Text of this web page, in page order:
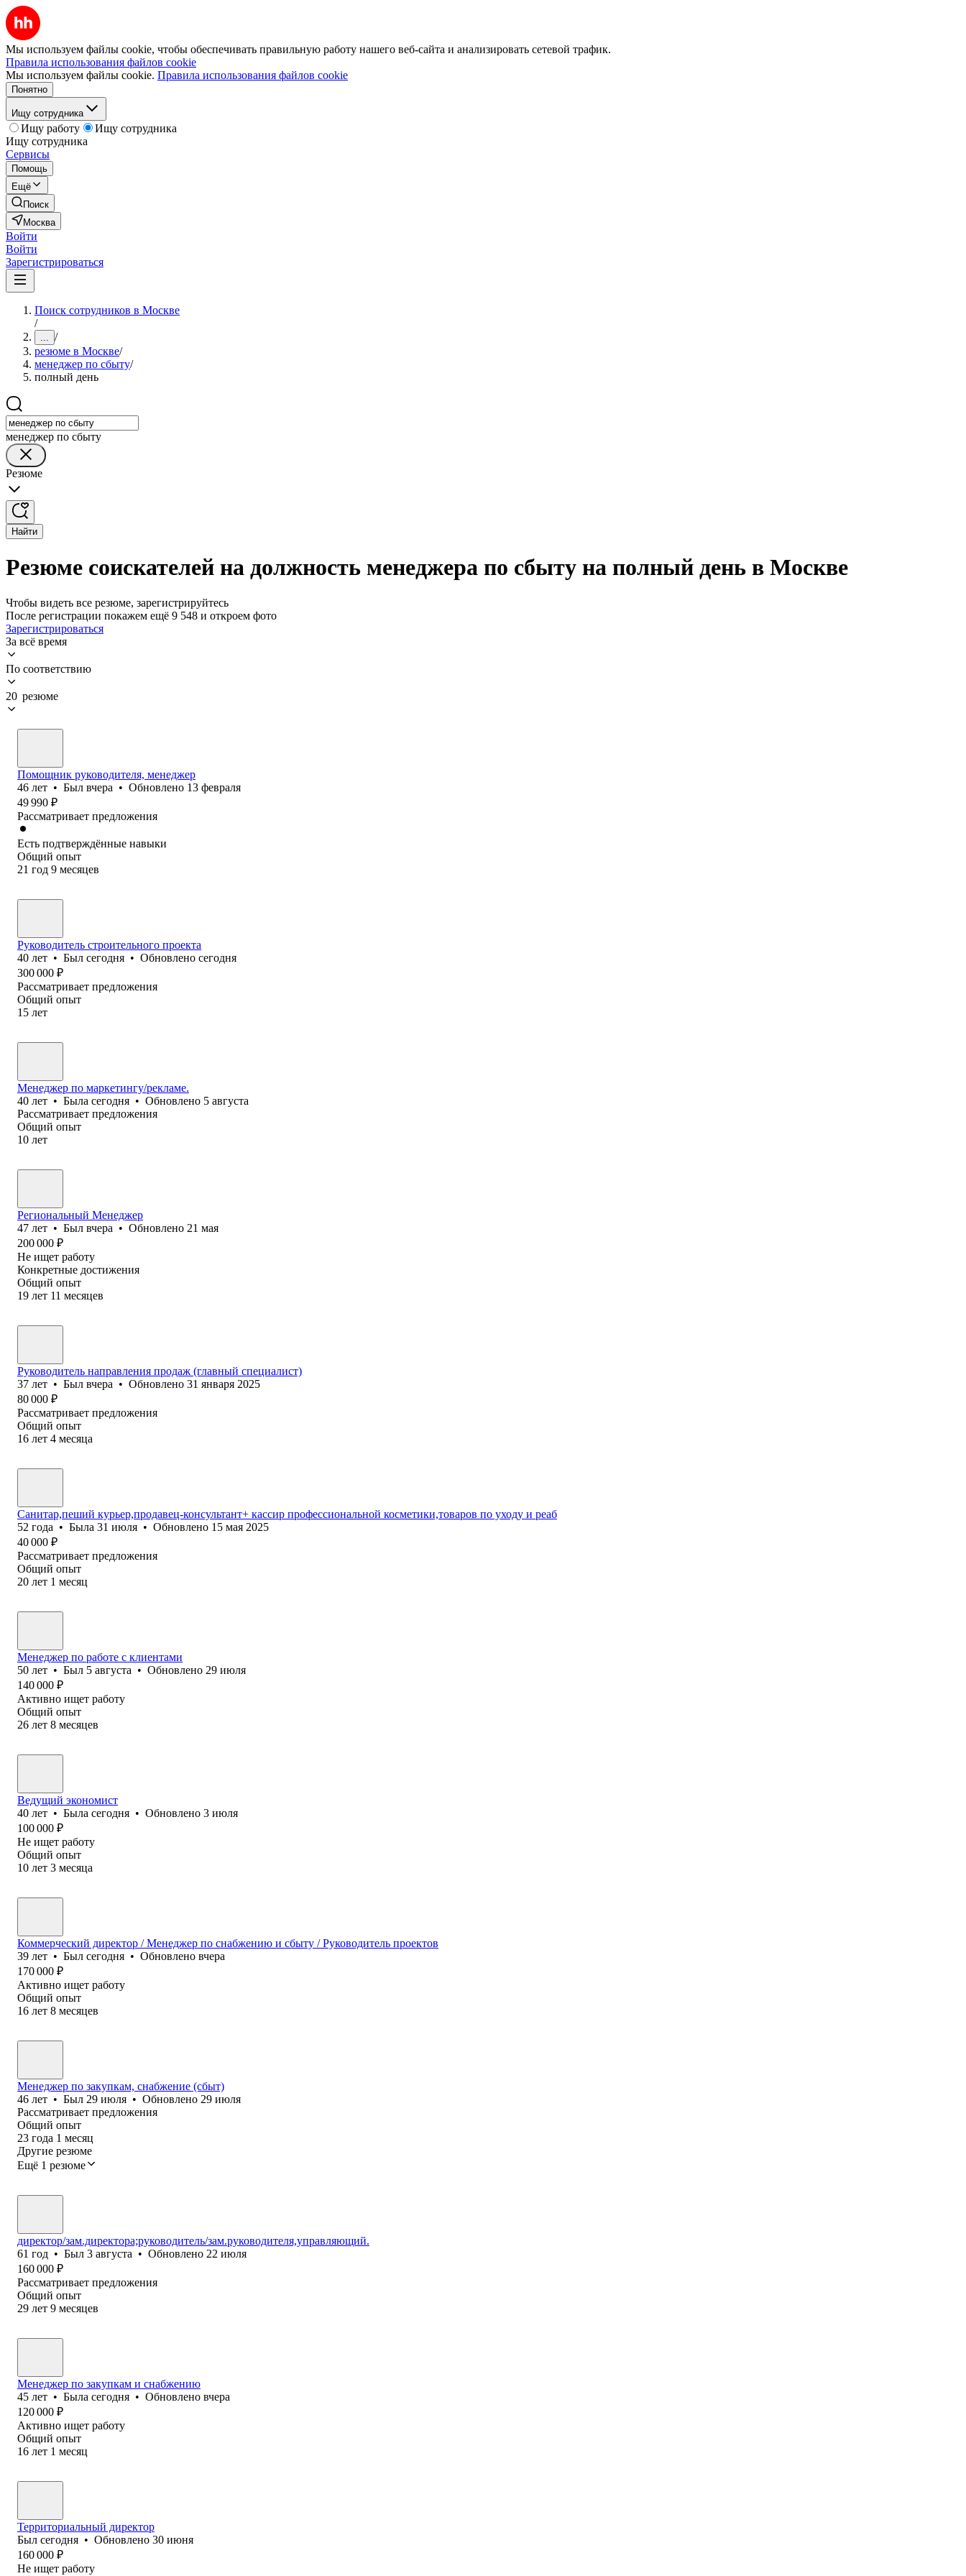
Мы используем файлы cookie, чтобы обеспечивать правильную работу нашего веб-сайта и анализировать сетевой трафик.
Правила использования файлов cookie
Мы используем файлы cookie. Правила использования файлов cookie
Понятно
Ищу сотрудника
Ищу работу
Ищу сотрудника
Ищу сотрудника
Сервисы
Помощь
Ещё
Поиск
Москва
Войти
Войти
Зарегистрироваться
Поиск сотрудников в Москве
/
... /
резюме в Москве/
менеджер по сбыту/
полный день
менеджер по сбыту
Резюме
Найти
Резюме соискателей на должность менеджера по сбыту на полный день в Москве
Чтобы видеть все резюме, зарегистрируйтесь
После регистрации покажем ещё 9 548 и откроем фото
Зарегистрироваться
За всё время
По соответствию
20 резюме
Помощник руководителя, менеджер
46 лет • Был вчера • Обновлено 13 февраля
49 990 ₽
Рассматривает предложения
Есть подтверждённые навыки
Общий опыт
21 год 9 месяцев
Руководитель строительного проекта
40 лет • Был сегодня • Обновлено сегодня
300 000 ₽
Рассматривает предложения
Общий опыт
15 лет
Менеджер по маркетингу/рекламе.
40 лет • Была сегодня • Обновлено 5 августа
Рассматривает предложения
Общий опыт
10 лет
Региональный Менеджер
47 лет • Был вчера • Обновлено 21 мая
200 000 ₽
Не ищет работу
Конкретные достижения
Общий опыт
19 лет 11 месяцев
Руководитель направления продаж (главный специалист)
37 лет • Был вчера • Обновлено 31 января 2025
80 000 ₽
Рассматривает предложения
Общий опыт
16 лет 4 месяца
Санитар,пеший курьер,продавец-консультант+ кассир профессиональной косметики,товаров по уходу и реаб
52 года • Была 31 июля • Обновлено 15 мая 2025
40 000 ₽
Рассматривает предложения
Общий опыт
20 лет 1 месяц
Менеджер по работе с клиентами
50 лет • Был 5 августа • Обновлено 29 июля
140 000 ₽
Активно ищет работу
Общий опыт
26 лет 8 месяцев
Ведущий экономист
40 лет • Была сегодня • Обновлено 3 июля
100 000 ₽
Не ищет работу
Общий опыт
10 лет 3 месяца
Коммерческий директор / Менеджер по снабжению и сбыту / Руководитель проектов
39 лет • Был сегодня • Обновлено вчера
170 000 ₽
Активно ищет работу
Общий опыт
16 лет 8 месяцев
Менеджер по закупкам, снабжение (сбыт)
46 лет • Был 29 июля • Обновлено 29 июля
Рассматривает предложения
Общий опыт
23 года 1 месяц
Другие резюме
Ещё 1 резюме
директор/зам.директора;руководитель/зам.руководителя,управляющий.
61 год • Был 3 августа • Обновлено 22 июля
160 000 ₽
Рассматривает предложения
Общий опыт
29 лет 9 месяцев
Менеджер по закупкам и снабжению
45 лет • Была сегодня • Обновлено вчера
120 000 ₽
Активно ищет работу
Общий опыт
16 лет 1 месяц
Территориальный директор
Был сегодня • Обновлено 30 июня
160 000 ₽
Не ищет работу